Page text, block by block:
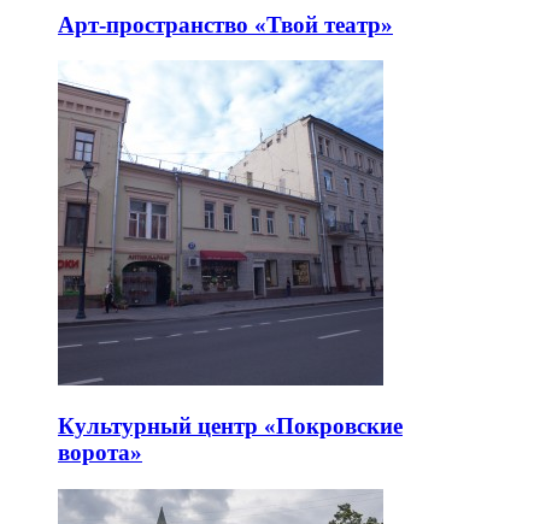
Арт-пространство «Твой театр»
Культурный центр «Покровские
ворота»